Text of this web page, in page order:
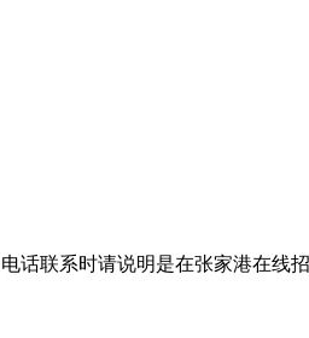
电话联系时请说明是在张家港在线